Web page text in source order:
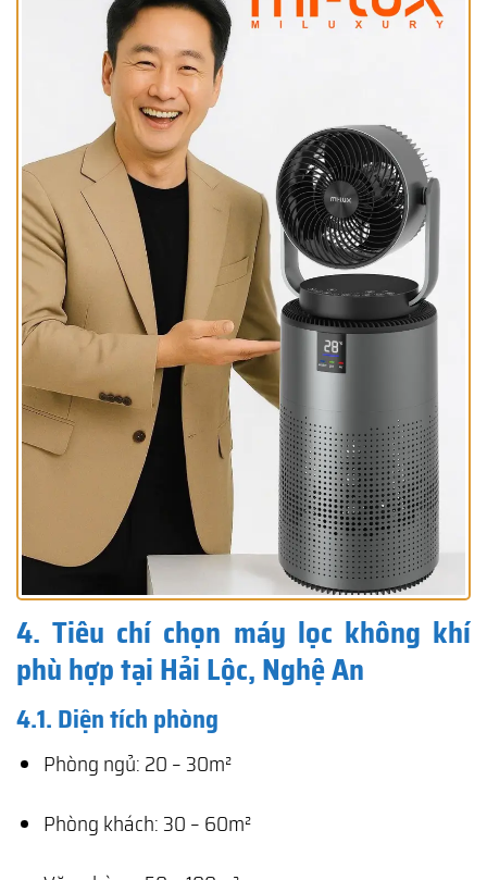
4. Tiêu chí chọn máy lọc không khí
phù hợp tại Hải Lộc, Nghệ An
4.1. Diện tích phòng
Phòng ngủ: 20 – 30m²
Phòng khách: 30 – 60m²